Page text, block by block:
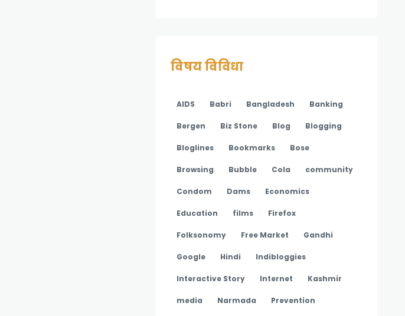
विषय विविधा
AIDS Babri Bangladesh Banking
Bergen Biz Stone Blog Blogging
Bloglines Bookmarks Bose
Browsing Bubble Cola community
Condom Dams Economics
Education films Firefox
Folksonomy Free Market Gandhi
Google Hindi Indibloggies
Interactive Story Internet Kashmir
media Narmada Prevention